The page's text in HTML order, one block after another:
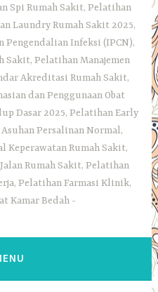
Spi Rumah Sakit, Pelatihan
Laundry Rumah Sakit 2025,
Pengendalian Infeksi (IPCN),
Sakit, Pelatihan Manajemen
Akreditasi Rumah Sakit,
dan Penggunaan Obat
Dasar 2025, Pelatihan Early
Persalinan Normal,
Keperawatan Rumah Sakit,
Rumah Sakit, Pelatihan
Pelatihan Farmasi Klinik,
Kamar Bedah